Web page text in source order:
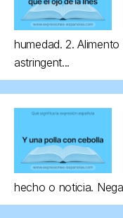
humedad. 2.
astringent...
hecho o noticia.